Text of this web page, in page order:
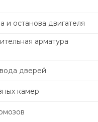
и останова двигателя
арматура
дверей
камер